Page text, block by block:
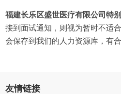
福建长乐区盛世医疗有限公司特
接到面试通知，则视为暂时不适
会保存到我们的人力资源库，有
友情链接